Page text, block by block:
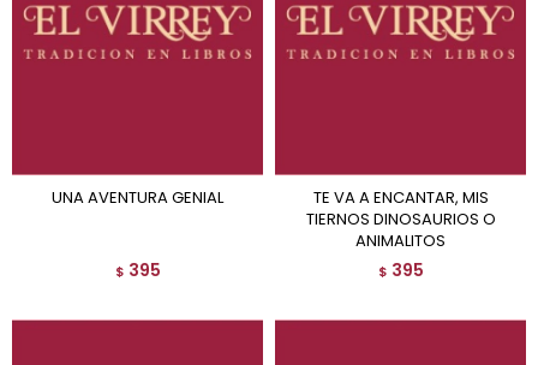
UNA AVENTURA GENIAL
$ 395
TE VA A ENCANTAR, MIS
TIERNOS DINOSAURIOS O
ANIMALITOS
$ 395